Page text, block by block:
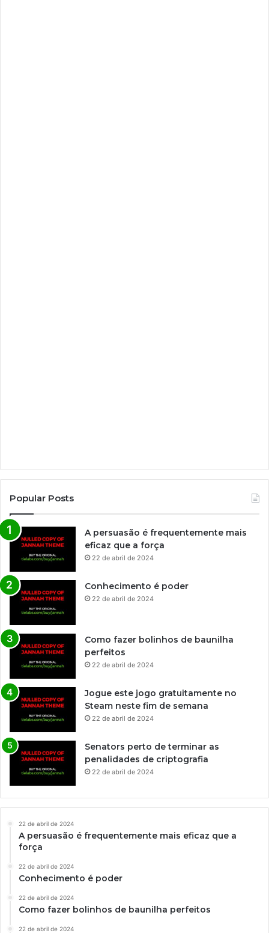
Popular Posts
A persuasão é frequentemente mais
eficaz que a força
22 de abril de 2024
Conhecimento é poder
22 de abril de 2024
Como fazer bolinhos de baunilha
perfeitos
22 de abril de 2024
Jogue este jogo gratuitamente no
Steam neste fim de semana
22 de abril de 2024
Senators perto de terminar as
penalidades de criptografia
22 de abril de 2024
22 de abril de 2024
A persuasão é frequentemente mais eficaz que a
força
22 de abril de 2024
Conhecimento é poder
22 de abril de 2024
Como fazer bolinhos de baunilha perfeitos
22 de abril de 2024